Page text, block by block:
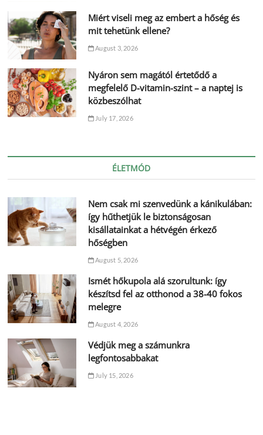
Miért viseli meg az embert a hőség és
mit tehetünk ellene?
August 3, 2026
Nyáron sem magától értetődő a
megfelelő D-vitamin-szint – a naptej is
közbeszólhat
July 17, 2026
ÉLETMÓD
Nem csak mi szenvedünk a kánikulában:
így hűthetjük le biztonságosan
kisállatainkat a hétvégén érkező
hőségben
August 5, 2026
Ismét hőkupola alá szorultunk: így
készítsd fel az otthonod a 38-40 fokos
melegre
August 4, 2026
Védjük meg a számunkra
legfontosabbakat
July 15, 2026